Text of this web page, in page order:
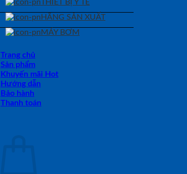
THIẾT BỊ Y TẾ
HÃNG SẢN XUẤT
MÁY BƠM
Trang chủ
Sản phẩm
Khuyến mãi Hot
Hướng dẫn
Bảo hành
Thanh toán